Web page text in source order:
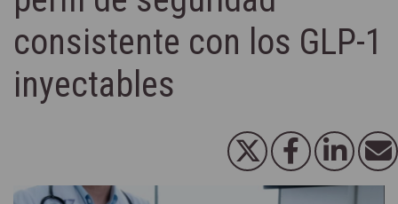
consistente con los GLP-1
inyectables